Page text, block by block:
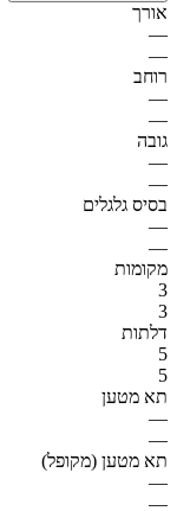
אורך
—
—
רוחב
—
—
גובה
—
—
בסיס גלגלים
—
—
מקומות
3
3
דלתות
5
5
תא מטען
—
—
תא מטען (מקופל)
—
—